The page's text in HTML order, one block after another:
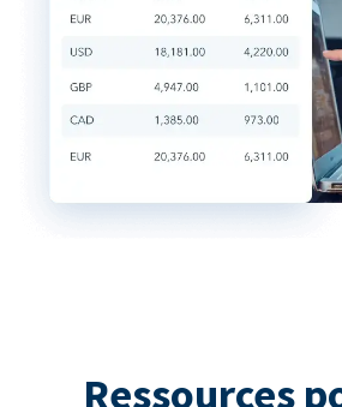
Ressources